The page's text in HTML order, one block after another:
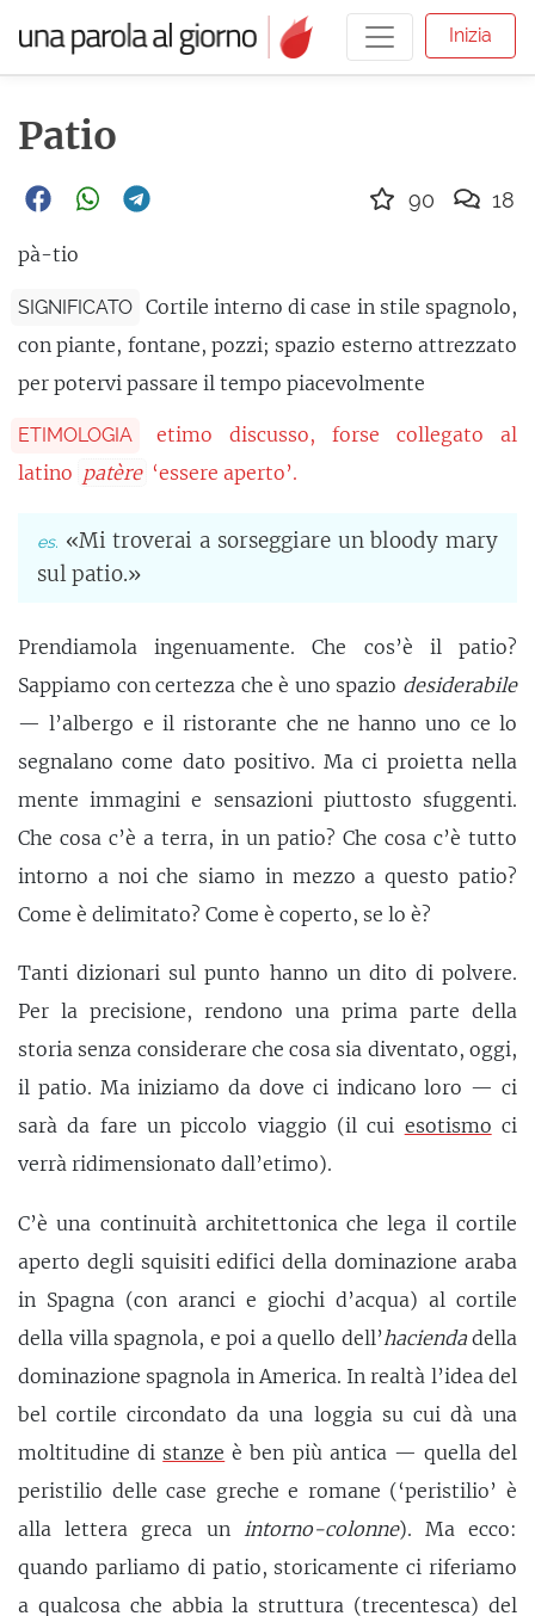
Inizia
Patio
pà-tio
SIGNIFICATO Cortile interno di case in stile spagnolo,
con piante, fontane, pozzi; spazio esterno attrezzato
per potervi passare il tempo piacevolmente
ETIMOLOGIA
etimo discusso, forse collegato al
latino patère ‘essere aperto’.
«Mi troverai a sorseggiare un bloody mary
sul patio.»
Prendiamola ingenuamente. Che cos’è il patio?
Sappiamo con certezza che è uno spazio desiderabile
— l’albergo e il ristorante che ne hanno uno ce lo
segnalano come dato positivo. Ma ci proietta nella
mente immagini e sensazioni piuttosto sfuggenti.
Che cosa c’è a terra, in un patio? Che cosa c’è tutto
intorno a noi che siamo in mezzo a questo patio?
Come è delimitato? Come è coperto, se lo è?
Tanti dizionari sul punto hanno un dito di polvere.
Per la precisione, rendono una prima parte della
storia senza considerare che cosa sia diventato, oggi,
il patio. Ma iniziamo da dove ci indicano loro — ci
sarà da fare un piccolo viaggio (il cui esotismo ci
verrà ridimensionato dall’etimo).
C’è una continuità architettonica che lega il cortile
aperto degli squisiti edifici della dominazione araba
in Spagna (con aranci e giochi d’acqua) al cortile
della villa spagnola, e poi a quello dell’haciendadella
dominazione spagnola in America. In realtà l’idea del
bel cortile circondato da una loggia su cui dà una
moltitudine di stanze è ben più antica — quella del
peristilio delle case greche e romane (‘peristilio’ è
alla lettera greca un
intorno-colonne). Ma ecco:
quando parliamo di patio, storicamente ci riferiamo
a qualcosa che abbia la struttura (trecentesca) del
90 18